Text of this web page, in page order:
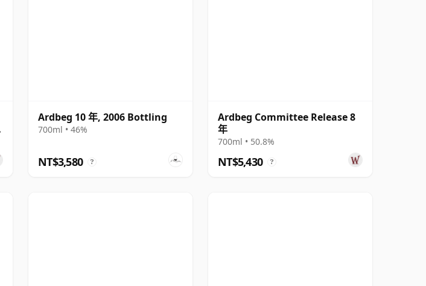
Ardbeg 10 年, 2006 Bottling
700ml • 46%
NT$3,580 ?
Ardbeg Committee Release 8
年
700ml • 50.8%
NT$5,430 ?